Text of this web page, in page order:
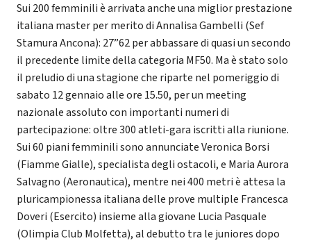
Sui 200 femminili è arrivata anche una miglior prestazione
italiana master per merito di Annalisa Gambelli (Sef
Stamura Ancona): 27”62 per abbassare di quasi un secondo
il precedente limite della categoria MF50. Ma è stato solo
il preludio di una stagione che riparte nel pomeriggio di
sabato 12 gennaio alle ore 15.50, per un meeting
nazionale assoluto con importanti numeri di
partecipazione: oltre 300 atleti-gara iscritti alla riunione.
Sui 60 piani femminili sono annunciate Veronica Borsi
(Fiamme Gialle), specialista degli ostacoli, e Maria Aurora
Salvagno (Aeronautica), mentre nei 400 metri è attesa la
pluricampionessa italiana delle prove multiple Francesca
Doveri (Esercito) insieme alla giovane Lucia Pasquale
(Olimpia Club Molfetta), al debutto tra le juniores dopo